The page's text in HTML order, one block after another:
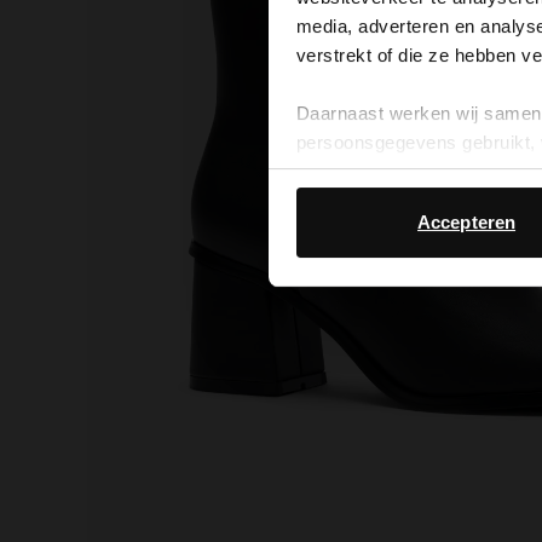
media, adverteren en
verstrekt of die ze hebben
Daarnaast werken wij
persoonsgegevens gebruikt,
Accepteren